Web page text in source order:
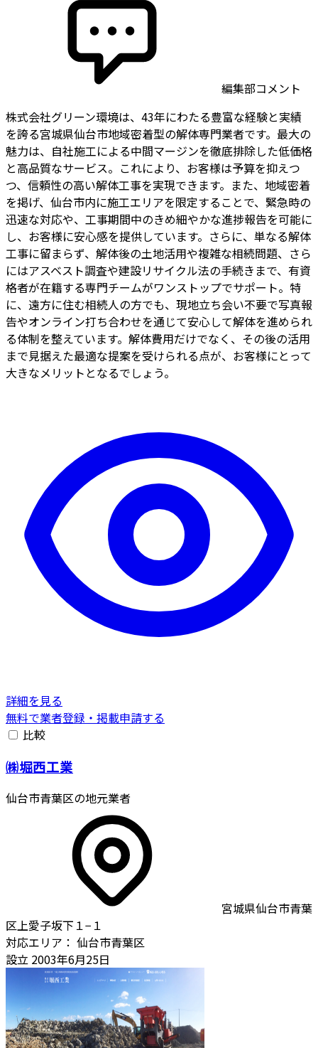
編集部コメント
株式会社グリーン環境は、43年にわたる豊富な経験と実績
を誇る宮城県仙台市地域密着型の解体専門業者です。最大の
魅力は、自社施工による中間マージンを徹底排除した低価格
と高品質なサービス。これにより、お客様は予算を抑えつ
つ、信頼性の高い解体工事を実現できます。また、地域密着
を掲げ、仙台市内に施工エリアを限定することで、緊急時の
迅速な対応や、工事期間中のきめ細やかな進捗報告を可能に
し、お客様に安心感を提供しています。さらに、単なる解体
工事に留まらず、解体後の土地活用や複雑な相続問題、さら
にはアスベスト調査や建設リサイクル法の手続きまで、有資
格者が在籍する専門チームがワンストップでサポート。特
に、遠方に住む相続人の方でも、現地立ち会い不要で写真報
告やオンライン打ち合わせを通じて安心して解体を進められ
る体制を整えています。解体費用だけでなく、その後の活用
まで見据えた最適な提案を受けられる点が、お客様にとって
大きなメリットとなるでしょう。
詳細を見る
無料で業者登録・掲載申請する
比較
㈱堀西工業
仙台市青葉区の地元業者
宮城県仙台市青葉
区上愛子坂下１−１
対応エリア： 仙台市青葉区
設立 2003年6月25日